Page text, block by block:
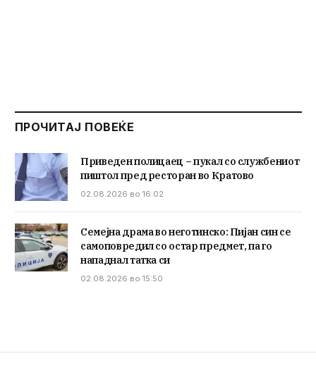
ПРОЧИТАЈ ПОВЕЌЕ
Приведен полицаец – пукал со службениот
пиштол пред ресторан во Кратово
02.08.2026 во 16:02
Семејна драма во неготинско: Пијан син се
самоповредил со остар предмет, па го
нападнал татка си
02.08.2026 во 15:50